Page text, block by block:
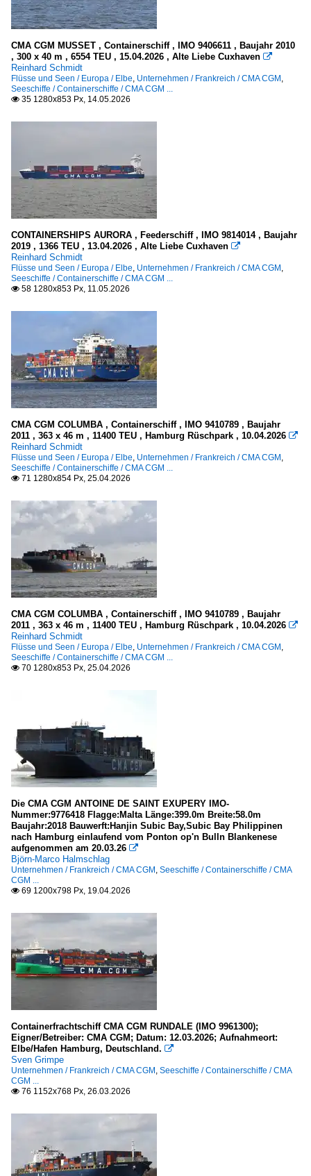
CMA CGM MUSSET , Containerschiff , IMO 9406611 , Baujahr 2010
, 300 x 40 m , 6554 TEU , 15.04.2026 , Alte Liebe Cuxhaven 
Reinhard Schmidt
Flüsse und Seen / Europa / Elbe, Unternehmen / Frankreich / CMA CGM ,
Seeschiffe / Containerschiffe / CMA CGM ...
 35 1280x853 Px, 14.05.2026
CONTAINERSHIPS AURORA , Feederschiff , IMO 9814014 , Baujahr
2019 , 1366 TEU , 13.04.2026 , Alte Liebe Cuxhaven 
Reinhard Schmidt
Flüsse und Seen / Europa / Elbe, Unternehmen / Frankreich / CMA CGM ,
Seeschiffe / Containerschiffe / CMA CGM ...
 58 1280x853 Px, 11.05.2026
CMA CGM COLUMBA , Containerschiff , IMO 9410789 , Baujahr
2011 , 363 x 46 m , 11400 TEU , Hamburg Rüschpark , 10.04.2026 
Reinhard Schmidt
Flüsse und Seen / Europa / Elbe, Unternehmen / Frankreich / CMA CGM ,
Seeschiffe / Containerschiffe / CMA CGM ...
 71 1280x854 Px, 25.04.2026
CMA CGM COLUMBA , Containerschiff , IMO 9410789 , Baujahr
2011 , 363 x 46 m , 11400 TEU , Hamburg Rüschpark , 10.04.2026 
Reinhard Schmidt
Flüsse und Seen / Europa / Elbe, Unternehmen / Frankreich / CMA CGM ,
Seeschiffe / Containerschiffe / CMA CGM ...
 70 1280x853 Px, 25.04.2026
Die CMA CGM ANTOINE DE SAINT EXUPERY IMO-
Nummer:9776418 Flagge:Malta Länge:399.0m Breite:58.0m
Baujahr:2018 Bauwerft:Hanjin Subic Bay,Subic Bay Philippinen
nach Hamburg einlaufend vom Ponton op'n Bulln Blankenese
aufgenommen am 20.03.26 
Björn-Marco Halmschlag
Unternehmen / Frankreich / CMA CGM , Seeschiffe / Containerschiffe / CMA
CGM ...
 69 1200x798 Px, 19.04.2026
Containerfrachtschiff CMA CGM RUNDALE (IMO 9961300);
Eigner/Betreiber: CMA CGM; Datum: 12.03.2026; Aufnahmeort:
Elbe/Hafen Hamburg, Deutschland. 
Sven Grimpe
Unternehmen / Frankreich / CMA CGM , Seeschiffe / Containerschiffe / CMA
CGM ...
 76 1152x768 Px, 26.03.2026